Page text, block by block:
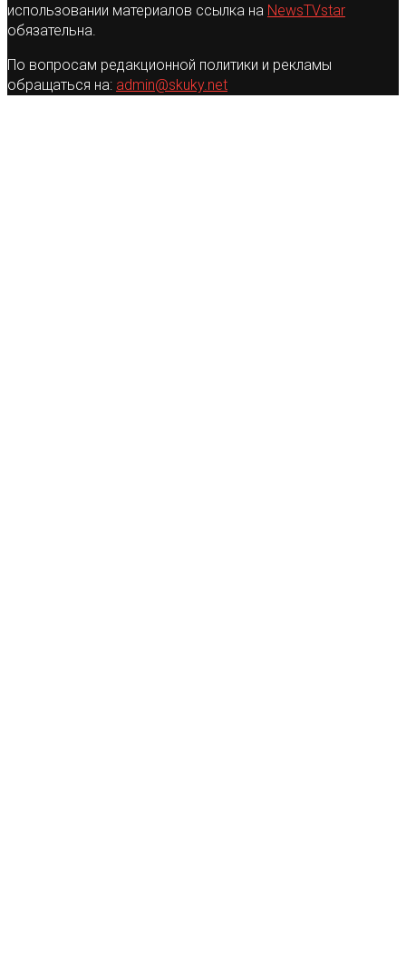
использовании материалов ссылка на NewsTVstar
обязательна.
По вопросам редакционной политики и рекламы
обращаться на: admin@skuky.net